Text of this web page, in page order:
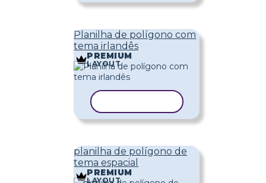
Planilha de polígono com
tema irlandês
PREMIUM
LAYOUT
planilha de polígono de
tema espacial
PREMIUM
LAYOUT